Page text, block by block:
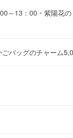
～13：00・紫陽花
バッグのチャーム